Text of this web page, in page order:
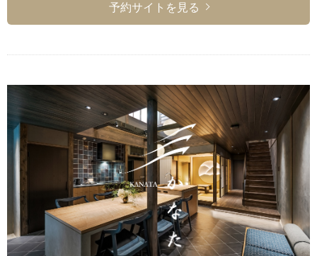
予約サイトを見る